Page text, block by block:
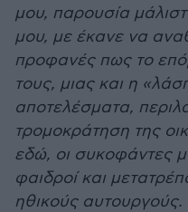
μου, παρουσία
μου, με έκανε να
προφανές πως το
τους, μιας και η
αποτελέσματα,
τρομοκράτηση της
εδώ, οι συκοφάντες
φαιδροί και
ηθικούς αυτουργούς.